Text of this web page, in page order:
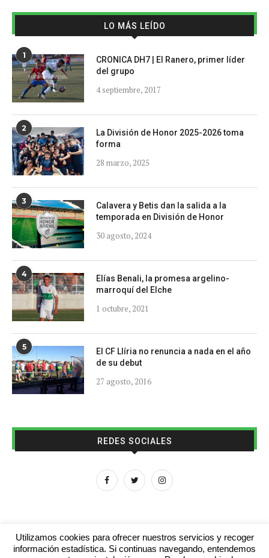
LO MÁS LEÍDO
1
CRONICA DH7 | El Ranero, primer líder
del grupo
4 septiembre, 2017
2
La División de Honor 2025-2026 toma
forma
28 marzo, 2025
3
Calavera y Betis dan la salida a la
temporada en División de Honor
30 agosto, 2024
4
Elías Benali, la promesa argelino-
marroquí del Elche
1 octubre, 2021
5
El CF Llíria no renuncia a nada en el año
de su debut
27 agosto, 2016
REDES SOCIALES
Utilizamos cookies para ofrecer nuestros servicios y recoger
información estadística. Si continuas navegando, entendemos